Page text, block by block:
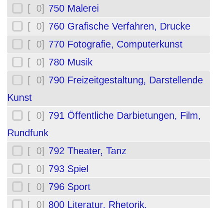
[ 0] 750 Malerei
[ 0] 760 Grafische Verfahren, Drucke
[ 0] 770 Fotografie, Computerkunst
[ 0] 780 Musik
[ 0] 790 Freizeitgestaltung, Darstellende
Kunst
[ 0] 791 Öffentliche Darbietungen, Film,
Rundfunk
[ 0] 792 Theater, Tanz
[ 0] 793 Spiel
[ 0] 796 Sport
[ 0] 800 Literatur, Rhetorik,